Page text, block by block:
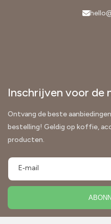
Inschrijven voor de
Ontvang de beste
bestelling! Geldig op koffie,
producten.
E‑mail